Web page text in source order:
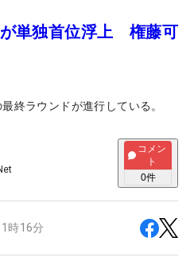
が単独首位浮上 権藤可
終ラウンドが進行している。
コメン
ト
0件
時16分